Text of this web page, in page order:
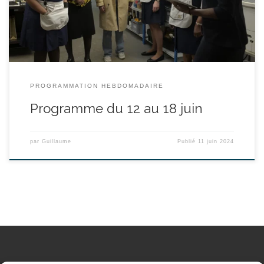
aux fortes personnalités : Safietou, Aissata, Violette et Simone.
Entre rires et coups […]
PROGRAMMATION HEBDOMADAIRE
Programme du 12 au 18 juin
par Guillaume Publié 11 juin 2024